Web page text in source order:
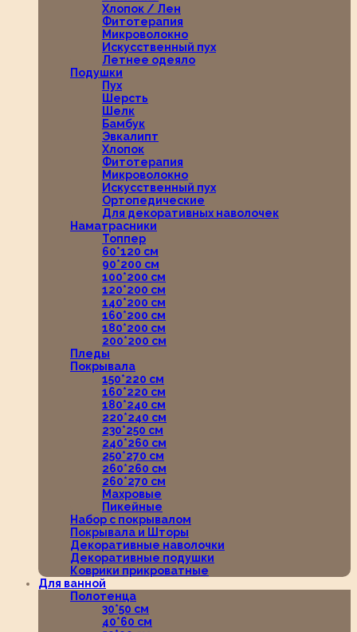
Хлопок / Лен
Фитотерапия
Микроволокно
Искусственный пух
Летнее одеяло
Подушки
Пух
Шерсть
Шелк
Бамбук
Эвкалипт
Хлопок
Фитотерапия
Микроволокно
Искусственный пух
Ортопедические
Для декоративных наволочек
Наматрасники
Топпер
60*120 см
90*200 см
100*200 см
120*200 см
140*200 см
160*200 см
180*200 см
200*200 см
Пледы
Покрывала
150*220 см
160*220 см
180*240 см
220*240 см
230*250 см
240*260 см
250*270 см
260*260 см
260*270 см
Махровые
Пикейные
Набор с покрывалом
Покрывала и Шторы
Декоративные наволочки
Декоративные подушки
Коврики прикроватные
Для ванной
Полотенца
30*50 см
40*60 см